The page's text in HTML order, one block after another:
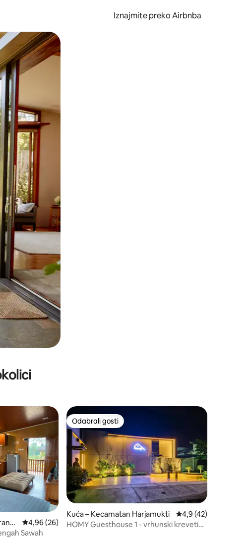
Iznajmite preko Airbnba
ili prelaskom prstom po zaslonu.
Prosječna ocjena: 4,96/5, recenzija: 26
4,96 (26)
Sawah
Odabrali gosti
Odabrali gosti
Kuća – Kecamatan Harjamukti Prosječna ocjena:
4,9 (42)
HOMY Guesthouse 1 - vrhunski kreveti